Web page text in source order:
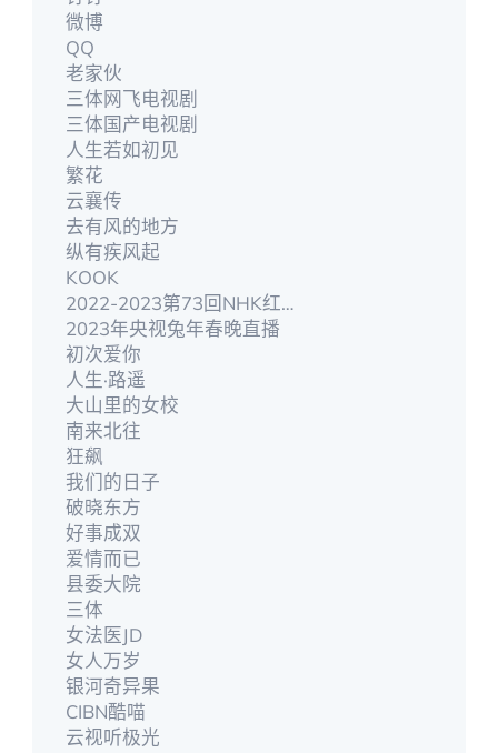
微博
QQ
老家伙
三体网飞电视剧
三体国产电视剧
人生若如初见
繁花
云襄传
去有风的地方
纵有疾风起
KOOK
2022-2023第73回NHK红白歌合戰
2023年央视兔年春晚直播
初次爱你
人生·路遥
大山里的女校
南来北往
狂飙
我们的日子
破晓东方
好事成双
爱情而已
县委大院
三体
女法医JD
女人万岁
银河奇异果
CIBN酷喵
云视听极光